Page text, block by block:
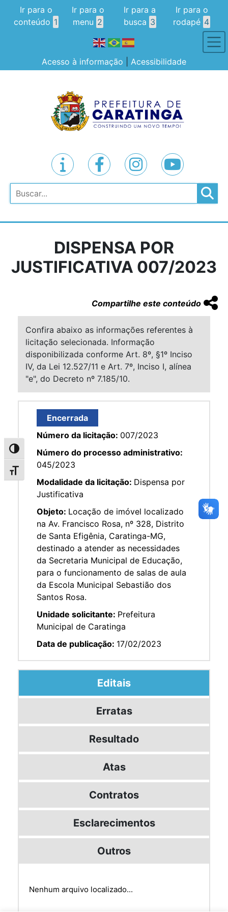
Alternar alto contraste
Alternar tamanho da fonte
Ir para o
conteúdo 1
Ir para o
menu 2
Ir para a
busca 3
Ir para o
rodapé 4
Acesso à informação Acessibilidade
Pesquisar
DISPENSA POR
JUSTIFICATIVA 007/2023
Compartilhe este conteúdo
Confira abaixo as informações referentes à
licitação selecionada. Informação
disponibilizada conforme Art. 8º, §1º Inciso
IV, da Lei 12.527/11 e Art. 7º, Inciso I, alínea
"e", do Decreto nº 7.185/10.
Encerrada
Número da licitação: 007/2023
Número do processo administrativo:
045/2023
Modalidade da licitação: Dispensa por
Justificativa
Objeto: Locação de imóvel localizado
na Av. Francisco Rosa, nº 328, Distrito
de Santa Efigênia, Caratinga-MG,
destinado a atender as necessidades
da Secretaria Municipal de Educação,
para o funcionamento de salas de aula
da Escola Municipal Sebastião dos
Santos Rosa.
Unidade solicitante: Prefeitura
Municipal de Caratinga
Data de publicação: 17/02/2023
Editais
Erratas
Resultado
Atas
Contratos
Esclarecimentos
Outros
Nenhum arquivo localizado...